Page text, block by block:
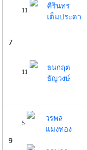
7
11
คีรินทร
เต็มประดา
11
ธนกฤต
ธัญวงษ์
9
5
วรพล
แมงทอง